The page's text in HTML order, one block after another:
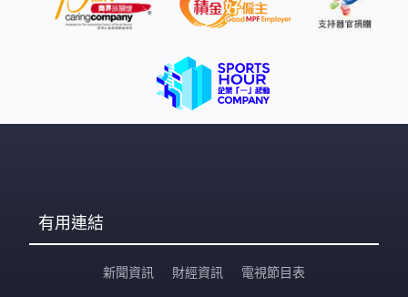
有用連結
新聞資訊 財經資訊 電視節目表